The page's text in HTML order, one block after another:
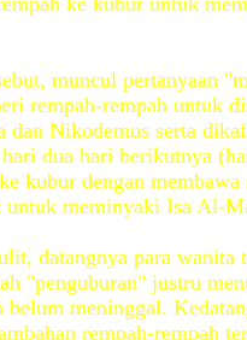
muncul pertanyaan
rempah-rempah untuk
dan Nikodemus serta
dua hari berikutnya
kubur dengan membawa
untuk meminyaki Isa Al-
datangnya para wanita
"penguburan" justru
meninggal.
rempah-rempah